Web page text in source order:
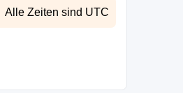
Alle Zeiten sind UTC